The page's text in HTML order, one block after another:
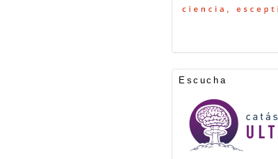
Escucha